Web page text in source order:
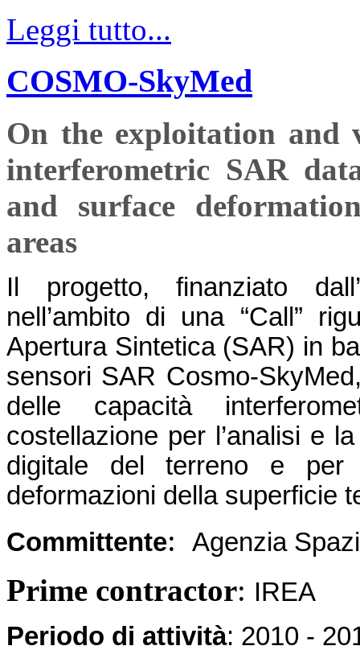
Leggi tutto...
COSMO-SkyMed
On the exploitation and
interferometric SAR
and surface
areas
Il progetto, finanziato
nell’ambito di una “Call”
Apertura Sintetica (SAR) in
sensori SAR Cosmo-
delle capacità
costellazione per l’analisi e
digitale del terreno e per
deformazioni della superficie
Committente: Agenzia
Prime contractor: IREA
Periodo di attività: 2010 -